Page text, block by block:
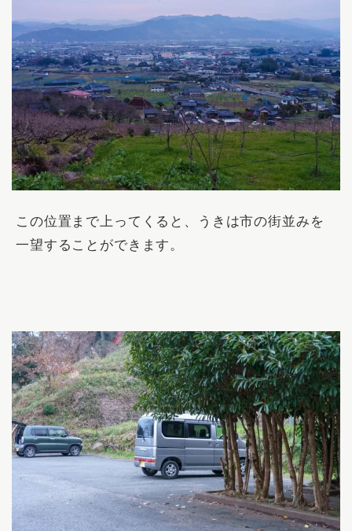
この位置まで上ってくると、うきは市の街並みを
一望することができます。